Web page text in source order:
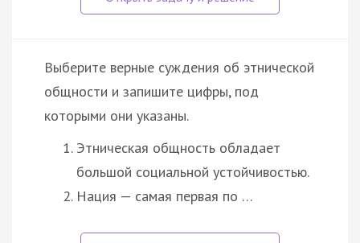
Выберите верные суждения об этнической
общности и запишите цифры, под
которыми они указаны.
Этническая общность обладает
большой социальной устойчивостью.
Нация — самая первая по …